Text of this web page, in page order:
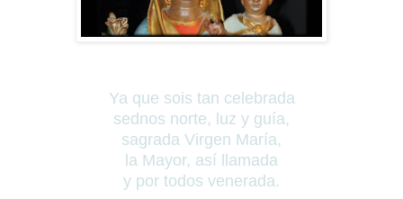
Ya que sois tan celebrada
sednos norte, luz y guía,
sagrada Virgen María,
la Mayor, así llamada
y por todos venerada.